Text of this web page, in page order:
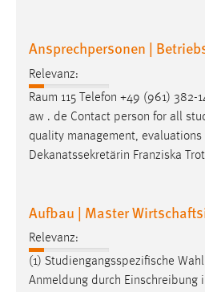
Ansprechpersonen |
Relevanz:
Raum 115 Telefon +49 (961)
aw . de Contact person for all
quality management, evaluations
Dekanatssekretärin Franziska
Aufbau | Master
Relevanz:
(1) Studiengangsspezifische
Anmeldung durch Einschreibung